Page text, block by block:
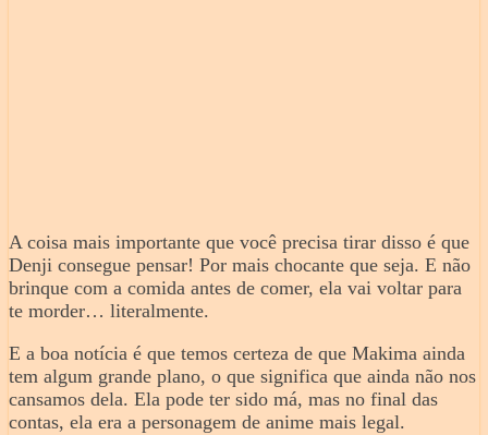
A coisa mais importante que você precisa tirar disso é que
Denji consegue pensar! Por mais chocante que seja. E não
brinque com a comida antes de comer, ela vai voltar para
te morder… literalmente.
E a boa notícia é que temos certeza de que Makima ainda
tem algum grande plano, o que significa que ainda não nos
cansamos dela. Ela pode ter sido má, mas no final das
contas, ela era a personagem de anime mais legal.